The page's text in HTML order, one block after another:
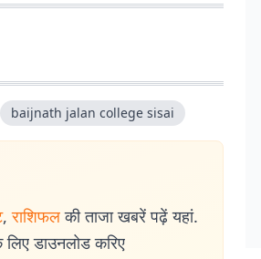
baijnath jalan college sisai
, राशिफल की ताजा खबरें पढ़ें यहां.
डाउनलोड करिए